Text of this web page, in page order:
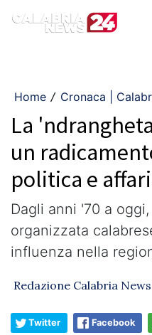
Home / Cronaca |
La
un
politica e affari
Dagli anni '70 a
organizzata
influenza nella
Redazione Calabria
Twitter Facebook